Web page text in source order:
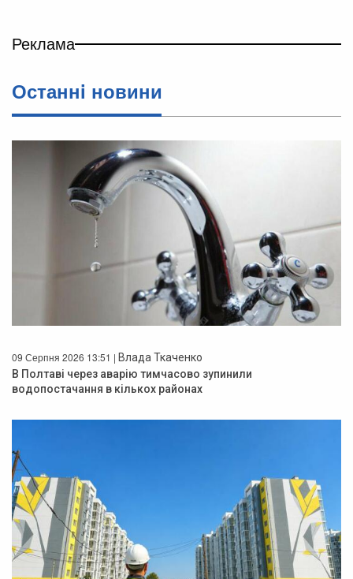
Реклама
Останнi новини
09 Серпня 2026 13:51 | Влада Ткаченко
В Полтаві через аварію тимчасово зупинили
водопостачання в кількох районах